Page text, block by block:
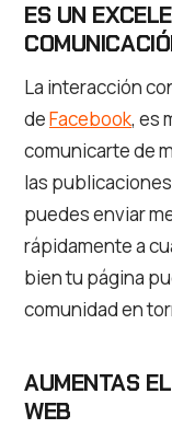
ES UN
La interacción
deFacebook, es
comunicarte de
las
puedes enviar
rápidamente a
bien tu página
comunidad en
AUMENTAS
WEB